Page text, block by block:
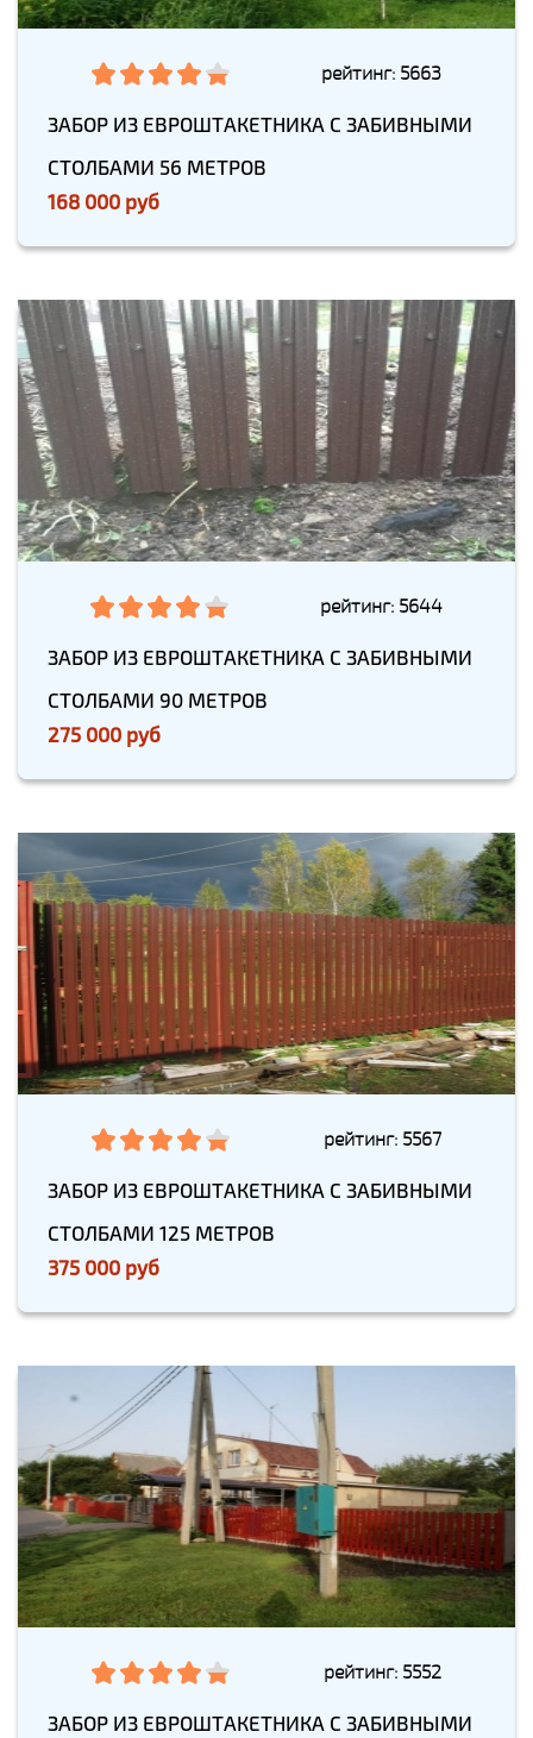
рейтинг: 5663
ЗАБОР ИЗ ЕВРОШТАКЕТНИКА С ЗАБИВНЫМИ
СТОЛБАМИ 56 МЕТРОВ
168 000 руб
рейтинг: 5644
ЗАБОР ИЗ ЕВРОШТАКЕТНИКА С ЗАБИВНЫМИ
СТОЛБАМИ 90 МЕТРОВ
275 000 руб
рейтинг: 5567
ЗАБОР ИЗ ЕВРОШТАКЕТНИКА С ЗАБИВНЫМИ
СТОЛБАМИ 125 МЕТРОВ
375 000 руб
рейтинг: 5552
ЗАБОР ИЗ ЕВРОШТАКЕТНИКА С ЗАБИВНЫМИ